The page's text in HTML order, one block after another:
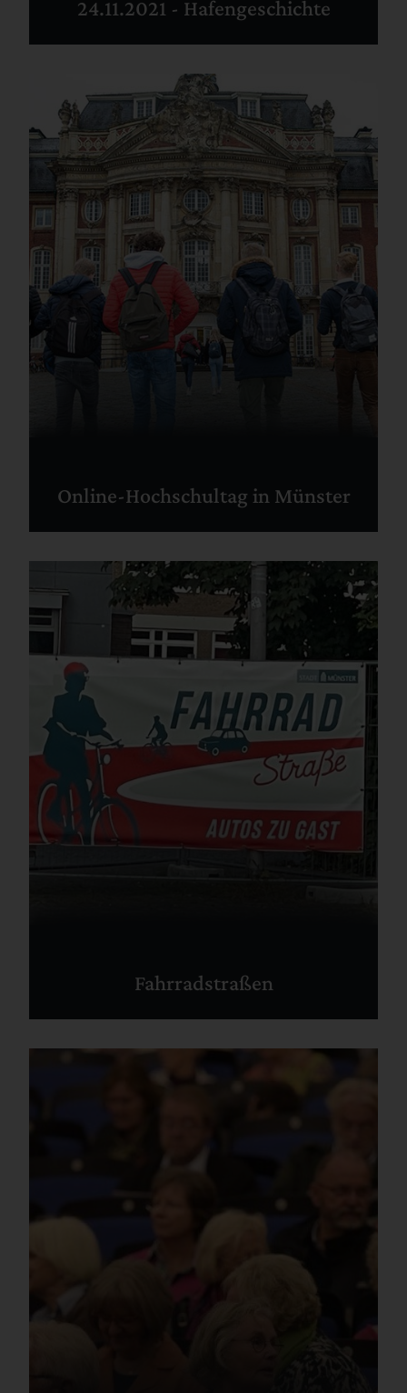
24.11.2021 - Hafengeschichte
Online-Hochschultag in Münster
Fahrradstraßen